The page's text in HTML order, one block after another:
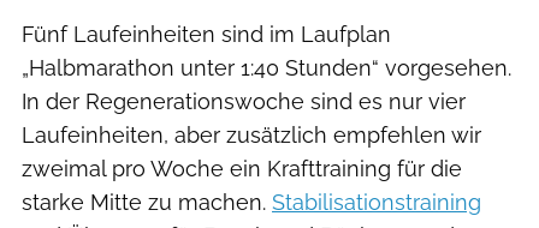
Fünf Laufeinheiten sind im Laufplan
„Halbmarathon unter 1:40 Stunden“ vorgesehen.
In der Regenerationswoche sind es nur vier
Laufeinheiten, aber zusätzlich empfehlen wir
zweimal pro Woche ein Krafttraining für die
starke Mitte zu machen. Stabilisationstraining